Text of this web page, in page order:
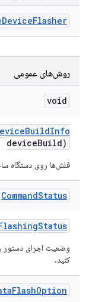
DeviceFlasher
روش‌های عمومی
void
BuildInfo
deviceBuild)
فلش‌ها روی دستگاه
CommandStatus
Status
وضعیت اجرای دستور
کنید.
FlashOption